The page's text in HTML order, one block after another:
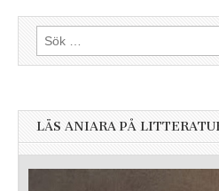
Sök
efter:
LÄS ANIARA PÅ